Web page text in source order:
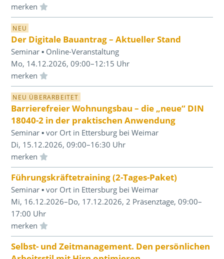
Einloggen und Merkliste benutzen
NEU
Der Digitale Bauantrag – Aktueller Stand
Seminar ▪ Online-Veranstaltung
Mo, 14.12.2026, 09:00–12:15 Uhr
Einloggen und Merkliste benutzen
NEU ÜBERARBEITET
Barrierefreier Wohnungsbau – die „neue“ DIN
18040-2 in der praktischen Anwendung
Seminar ▪ vor Ort in Ettersburg bei Weimar
Di, 15.12.2026, 09:00–16:30 Uhr
Einloggen und Merkliste benutzen
Führungskräftetraining (2-Tages-Paket)
Seminar ▪ vor Ort in Ettersburg bei Weimar
Mi, 16.12.2026–Do, 17.12.2026, 2 Präsenztage, 09:00–
17:00 Uhr
Einloggen und Merkliste benutzen
Selbst- und Zeitmanagement. Den persönlichen